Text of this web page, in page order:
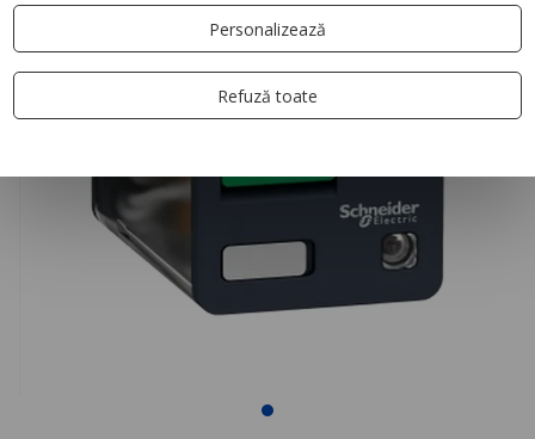
Personalizează
Refuză toate